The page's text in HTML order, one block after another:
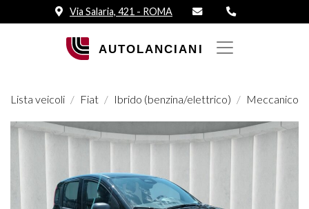
Via Salaria, 421 - ROMA
Lista veicoli Fiat Ibrido (benzina/elettrico) Meccanico